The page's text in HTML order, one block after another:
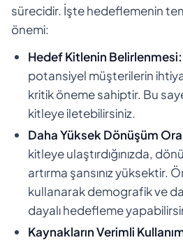
sürecidir. İşte hedeflemenin
önemi:
Hedef Kitlenin Belirlenmesi:
potansiyel müşterilerin
kritik öneme sahiptir. Bu
kitleye iletebilirsiniz.
Daha Yüksek Dönüşüm
kitleye ulaştırdığınızda,
artırma şansınız yüksektir.
kullanarak demografik ve
dayalı hedefleme
Kaynakların Verimli